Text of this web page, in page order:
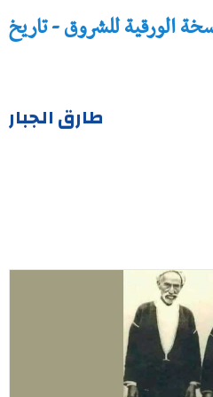
الورقية للشروق - تاريخ
طارق الجبار